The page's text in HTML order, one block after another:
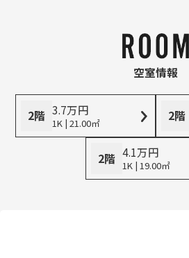
空室情報
2階 3.7万円
1K | 21.00㎡ 2階
2階 4.1万円
1K | 19.00㎡